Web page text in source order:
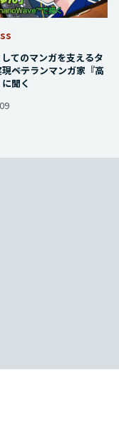
てのマンガを支えるタ
――ベテランマンガ家『高
聞く